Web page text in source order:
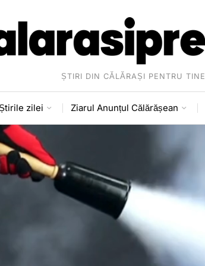
ȘTIRI DIN CĂLĂRAȘI PENTRU TINE
zilei Ziarul Anunțul Călărășean